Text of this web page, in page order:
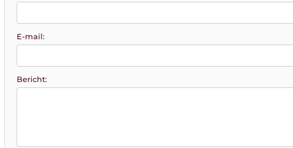
E-mail:
Bericht: